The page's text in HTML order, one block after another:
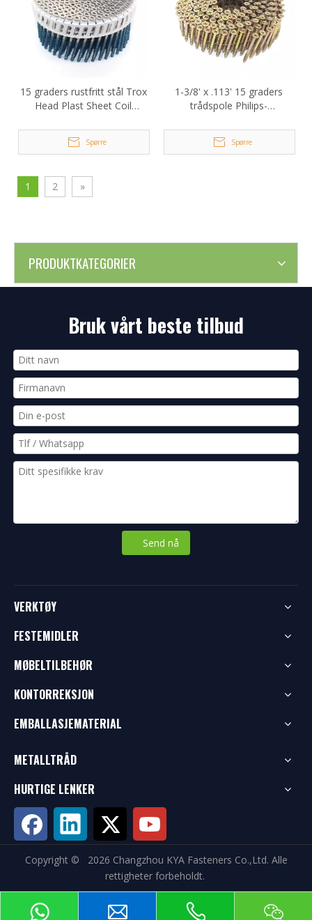
15 graders rustfritt stål Trox
Head Plast Sheet Coil
Spørre
1-3/8' x .113' 15 graders
trådspole Philips-
Spørre
1 2 »
PRODUKTKATEGORIER
Bruk vårt beste tilbud
Send nå
VERKTØY
FESTEMIDLER
MØBELTILBEHØR
KONTORREKSJON
EMBALLASJEMATERIAL
METALLTRÅD
HURTIGE LENKER
Copyright © 2026 Changzhou KYA Fasteners Co.,Ltd. Alle
rettigheter forbeholdt.